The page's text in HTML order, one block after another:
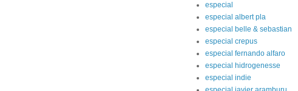
especial
especial albert pla
especial belle & sebastian
especial crepus
especial fernando alfaro
especial hidrogenesse
especial indie